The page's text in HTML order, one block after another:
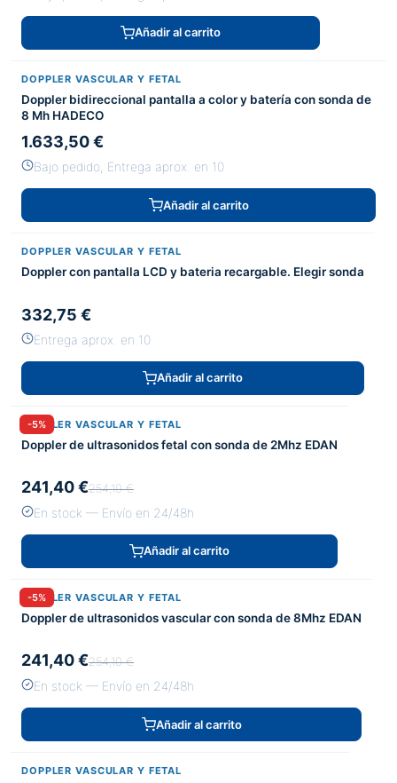
Añadir al carrito
DOPPLER VASCULAR Y FETAL
Doppler bidireccional pantalla a color y batería con sonda de
8 Mh HADECO
1.633,50 €
Bajo pedido, Entrega aprox. en 10
Añadir al carrito
DOPPLER VASCULAR Y FETAL
Doppler con pantalla LCD y bateria recargable. Elegir sonda
332,75 €
Entrega aprox. en 10
Añadir al carrito
-5%
DOPPLER VASCULAR Y FETAL
Doppler de ultrasonidos fetal con sonda de 2Mhz EDAN
241,40 €254,10 €
En stock — Envío en 24/48h
Añadir al carrito
-5%
DOPPLER VASCULAR Y FETAL
Doppler de ultrasonidos vascular con sonda de 8Mhz EDAN
241,40 €254,10 €
En stock — Envío en 24/48h
Añadir al carrito
DOPPLER VASCULAR Y FETAL